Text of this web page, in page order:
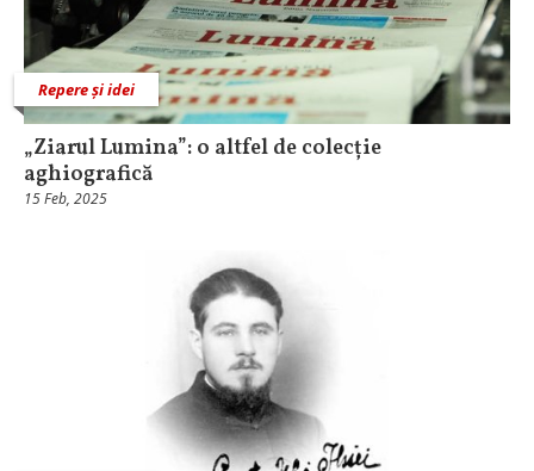
Repere și idei
„Ziarul Lumina”: o altfel de colecție
aghiografică
15 Feb, 2025